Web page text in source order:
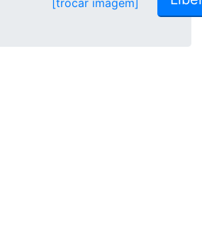
[trocar imagem]